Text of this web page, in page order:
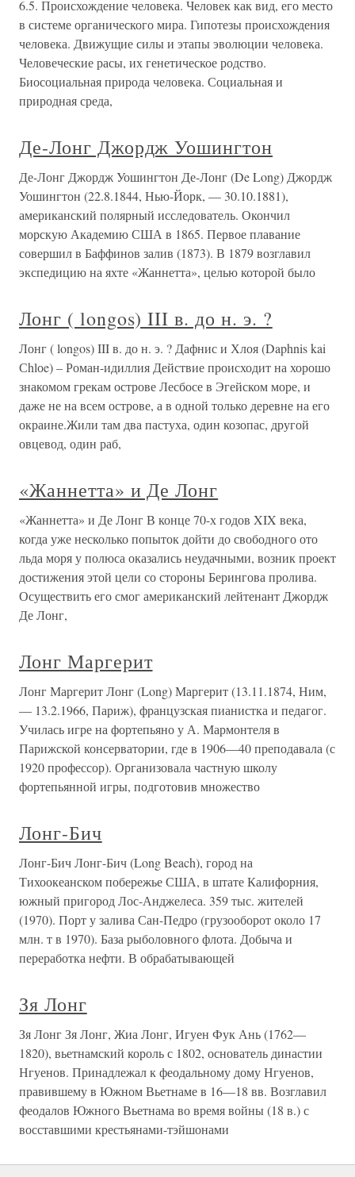
6.5. Происхождение человека. Человек как вид, его место
в системе органического мира. Гипотезы происхождения
человека. Движущие силы и этапы эволюции человека.
Человеческие расы, их генетическое родство.
Биосоциальная природа человека. Социальная и
природная среда,
Де-Лонг Джордж Уошингтон
Де-Лонг Джордж Уошингтон Де-Лонг (De Long) Джордж
Уошингтон (22.8.1844, Нью-Йорк, — 30.10.1881),
американский полярный исследователь. Окончил
морскую Академию США в 1865. Первое плавание
совершил в Баффинов залив (1873). В 1879 возглавил
экспедицию на яхте «Жаннетта», целью которой было
Лонг ( longos) III в. до н. э. ?
Лонг ( longos) III в. до н. э. ? Дафнис и Хлоя (Daphnis kai
Сhlоe) – Роман-идиллия Действие происходит на хорошо
знакомом грекам острове Лесбосе в Эгейском море, и
даже не на всем острове, а в одной только деревне на его
окраине.Жили там два пастуха, один козопас, другой
овцевод, один раб,
«Жаннетта» и Де Лонг
«Жаннетта» и Де Лонг В конце 70-х годов XIX века,
когда уже несколько попыток дойти до свободного ото
льда моря у полюса оказались неудачными, возник проект
достижения этой цели со стороны Берингова пролива.
Осуществить его смог американский лейтенант Джордж
Де Лонг,
Лонг Маргерит
Лонг Маргерит Лонг (Long) Маргерит (13.11.1874, Ним,
— 13.2.1966, Париж), французская пианистка и педагог.
Училась игре на фортепьяно у А. Мармонтеля в
Парижской консерватории, где в 1906—40 преподавала (с
1920 профессор). Организовала частную школу
фортепьянной игры, подготовив множество
Лонг-Бич
Лонг-Бич Лонг-Бич (Long Beach), город на
Тихоокеанском побережье США, в штате Калифорния,
южный пригород Лос-Анджелеса. 359 тыс. жителей
(1970). Порт у залива Сан-Педро (грузооборот около 17
млн. т в 1970). База рыболовного флота. Добыча и
переработка нефти. В обрабатывающей
Зя Лонг
Зя Лонг Зя Лонг, Жиа Лонг, Игуен Фук Ань (1762—
1820), вьетнамский король с 1802, основатель династии
Нгуенов. Принадлежал к феодальному дому Нгуенов,
правившему в Южном Вьетнаме в 16—18 вв. Возглавил
феодалов Южного Вьетнама во время войны (18 в.) с
восставшими крестьянами-тэйшонами